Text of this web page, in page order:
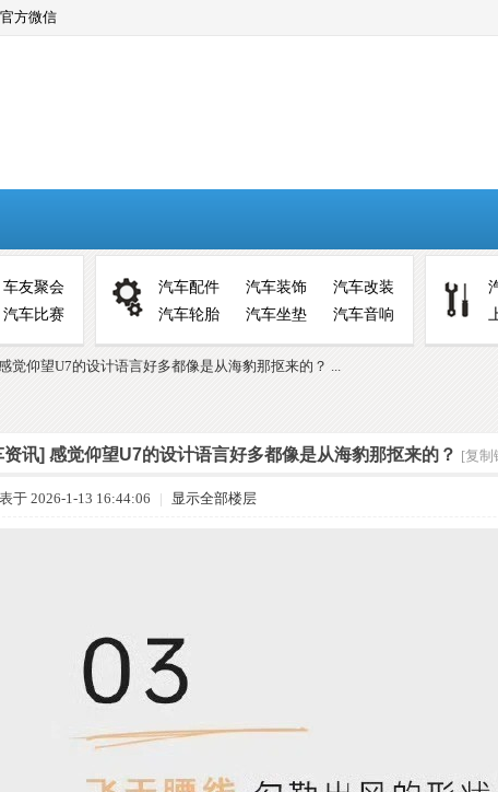
官方微信
车友聚会
汽车比赛
汽车配件 汽车装饰
汽车改装
汽车轮胎
汽车坐垫 汽车音响
觉仰望U7的设计语言好多都像是从海豹那抠来的？ ...
资讯] 感觉仰望U7的设计语言好多都像是从海豹那抠来的？ [复制
于 2026-1-13 16:44:06 | 显示全部楼层